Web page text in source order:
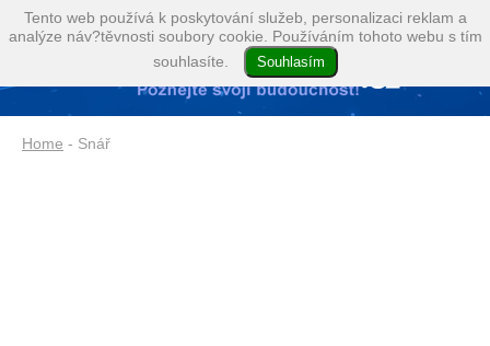
Home - Snář
Tento web používá k poskytování služeb, personalizaci reklam a
analýze náv?těvnosti soubory cookie. Používáním tohoto webu s tím
souhlasíte.